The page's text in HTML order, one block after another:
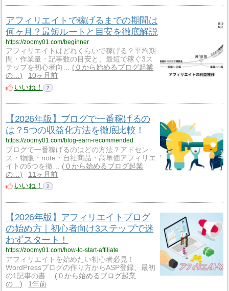
アフィリエイトで稼げるまでの期間は
何ヶ月？最短ルートと目安を徹底解説
https://zoomy01.com/beginner
アフィリエイトはどれくらいで稼げる？平均期
間・作業量・記事数の目安と、最短で稼ぐ3ス
テップを初心者向…
０から始めるブログ起業
の…
10ヶ月前
いいね！
7
【2026年版】ブログで一番稼げるの
は？5つの収益化方法を徹底比較！
https://zoomy01.com/blog-earn-recommended
ブログで一番稼げるのはどの方法？アドセン
ス・物販・note・自社商品・高単価アフィリエ
イトの5つを徹…
０から始めるブログ起業
の…
11ヶ月前
いいね！
2
【2026年版】アフィリエイトブログ
の始め方｜初心者向け3ステップで迷
わずスタート！
https://zoomy01.com/how-to-start-affiliate
アフィリエイトを始めたい初心者必見！
WordPressブログの作り方からASP登録、最初
の1記事の書…
０から始めるブログ起業
の…
1年前